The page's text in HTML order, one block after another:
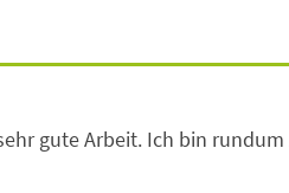
gute Arbeit. Ich bin